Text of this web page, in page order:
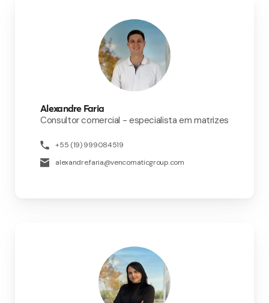
Alexandre Faria
Consultor comercial - especialista em matrizes
+55 (19) 999084519
alexandre.faria@vencomaticgroup.com